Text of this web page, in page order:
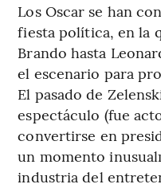
Los Oscar se han
fiesta política, en la
Brando hasta
el escenario para
El pasado de
espectáculo (fue
convertirse en
un momento
industria del